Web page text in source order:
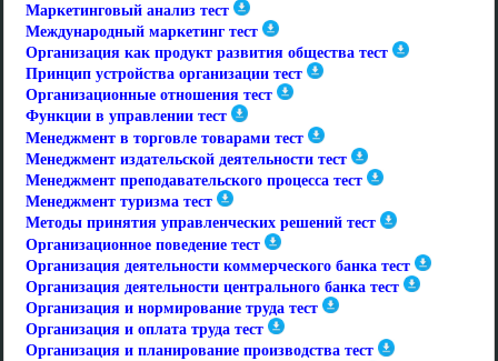
Маркетинговый анализ тест
Международный маркетинг тест
Организация как продукт развития общества тест
Принцип устройства организации тест
Организационные отношения тест
Функции в управлении тест
Менеджмент в торговле товарами тест
Менеджмент издательской деятельности тест
Менеджмент преподавательского процесса тест
Менеджмент туризма тест
Методы принятия управленческих решений тест
Организационное поведение тест
Организация деятельности коммерческого банка тест
Организация деятельности центрального банка тест
Организация и нормирование труда тест
Организация и оплата труда тест
Организация и планирование производства тест